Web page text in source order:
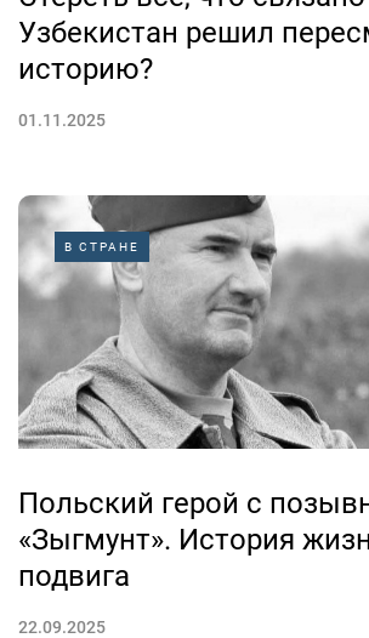
Узбекистан решил
историю?
01.11.2025
В СТРАНЕ
Польский герой с
«Зыгмунт». История
подвига
22.09.2025